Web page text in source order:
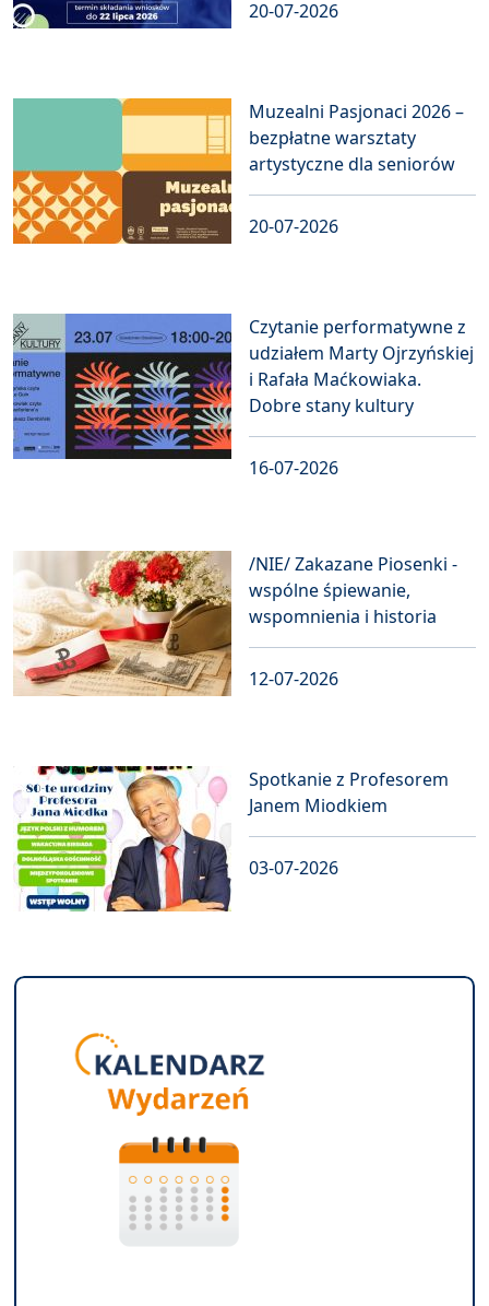
20-07-2026
Muzealni Pasjonaci 2026 –
bezpłatne warsztaty
artystyczne dla seniorów
20-07-2026
Czytanie performatywne z
udziałem Marty Ojrzyńskiej
i Rafała Maćkowiaka.
Dobre stany kultury
16-07-2026
/NIE/ Zakazane Piosenki -
wspólne śpiewanie,
wspomnienia i historia
12-07-2026
Spotkanie z Profesorem
Janem Miodkiem
03-07-2026